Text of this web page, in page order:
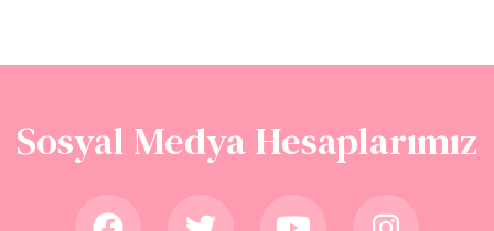
Sosyal Medya Hesaplarımız